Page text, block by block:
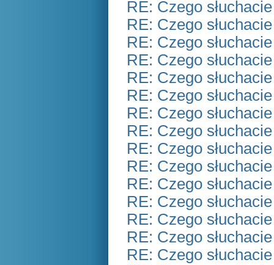
RE: Czego
RE: Czego
RE: Czego
RE: Czego
RE: Czego
RE: Czego
RE: Czego
RE: Czego
RE: Czego
RE: Czego
RE: Czego
RE: Czego
RE: Czego
RE: Czego
RE: Czego